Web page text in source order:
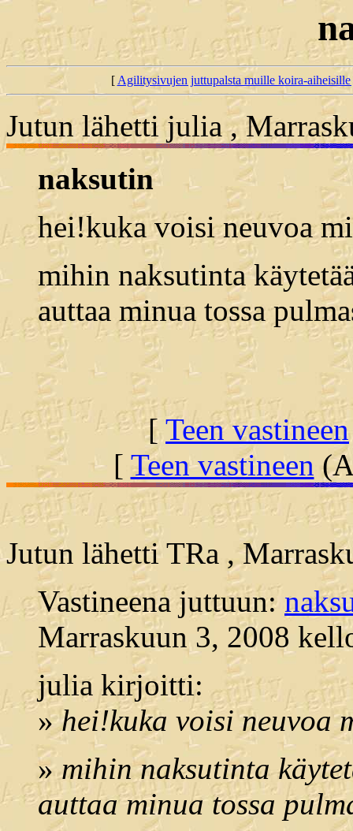
[Agilitysivujen juttupalsta muille koira-
Jutun lähetti julia ,
naksutin
hei!kuka voisi neuvoa
mihin naksutinta
auttaa minua tossa
[Teen vastineen
[ Teen vastineen
Jutun lähetti TRa ,
Vastineena juttuun:
Marraskuun 3, 2008
julia kirjoitti:
»hei!kuka voisi neuvoa
»mihin naksutinta
auttaa minua tossa